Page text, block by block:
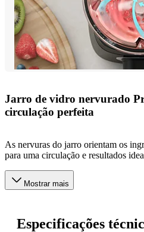
Jarro de vidro nervurado
circulação perfeita
As nervuras do jarro orientam os
para uma circulação e resultados
Mostrar mais
Especificações